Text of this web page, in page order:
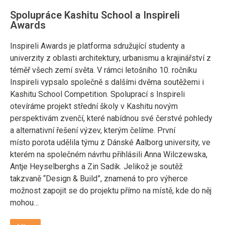
Spolupráce Kashitu School a Inspireli
Awards
Inspireli Awards je platforma sdružující studenty a
univerzity z oblasti architektury, urbanismu a krajinářství z
téměř všech zemí světa. V rámci letošního 10. ročníku
Inspireli vypsalo společně s dalšími dvěma soutěžemi i
Kashitu School Competition. Spoluprací s Inspireli
otevíráme projekt střední školy v Kashitu novým
perspektivám zvenčí, které nabídnou své čerstvé pohledy
a alternativní řešení výzev, kterým čelíme. První
místo porota udělila týmu z Dánské Aalborg university, ve
kterém na společném návrhu přihlásili Anna Wilczewska,
Antje Heyselberghs a Zin Sadik. Jelikož je soutěž
takzvaně “Design & Build”, znamená to pro výherce
možnost zapojit se do projektu přímo na místě, kde do něj
mohou…